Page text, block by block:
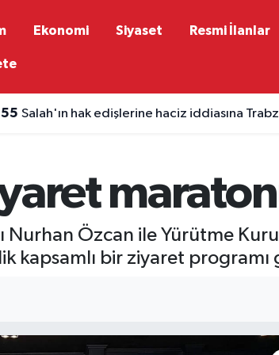
Ekonomi Siyaset Resmi İlanlar
Salah'ın hak edişlerine haciz iddiasına
Nurhan Özcan ile Yürütme
kapsamlı bir ziyaret